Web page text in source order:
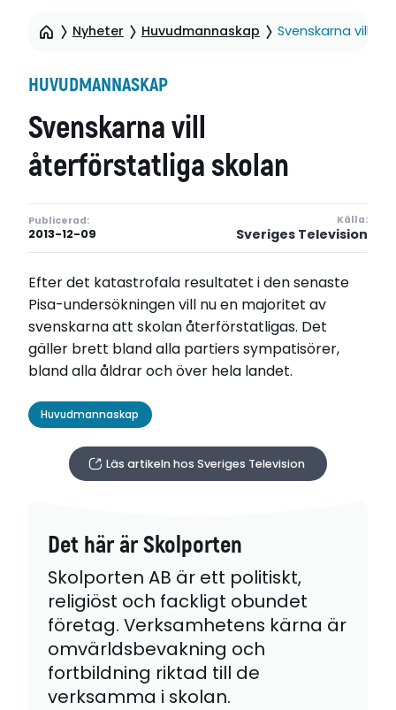
Nyheter Huvudmannaskap Svenskarna vill
HUVUDMANNASKAP
Svenskarna vill
återförstatliga skolan
Publicerad:
2013-12-09
Källa:
Sveriges Television
Efter det katastrofala resultatet i den senaste
Pisa-undersökningen vill nu en majoritet av
svenskarna att skolan återförstatligas. Det
gäller brett bland alla partiers sympatisörer,
bland alla åldrar och över hela landet.
Huvudmannaskap
Läs artikeln hos Sveriges Television
Det här är Skolporten
Skolporten AB är ett politiskt,
religiöst och fackligt obundet
företag. Verksamhetens kärna är
omvärldsbevakning och
fortbildning riktad till de
verksamma i skolan.